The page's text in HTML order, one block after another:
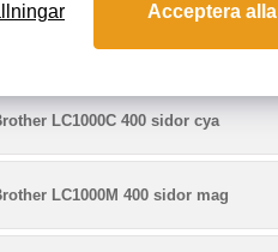
LC1000BK 500 sidor sv
LC1000C 400 sidor cya
LC1000M 400 sidor mag
Acceptera alla